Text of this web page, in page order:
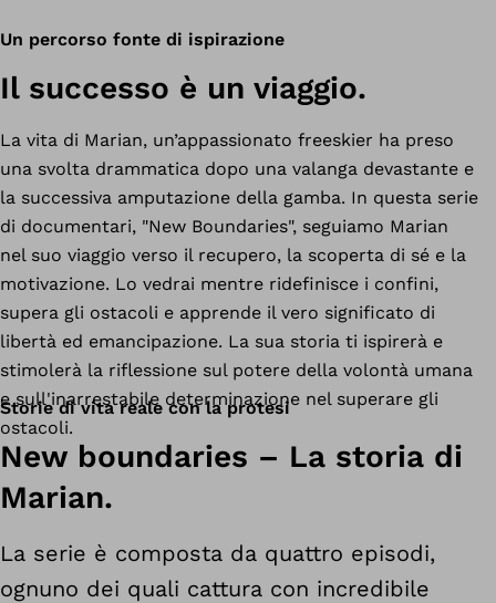
Un percorso fonte di ispirazione
Il successo è un viaggio.
La vita di Marian, un’appassionato freeskier ha preso
una svolta drammatica dopo una valanga devastante e
la successiva amputazione della gamba. In questa serie
di documentari, "New Boundaries", seguiamo Marian
nel suo viaggio verso il recupero, la scoperta di sé e la
motivazione. Lo vedrai mentre ridefinisce i confini,
supera gli ostacoli e apprende il vero significato di
libertà ed emancipazione. La sua storia ti ispirerà e
stimolerà la riflessione sul potere della volontà umana
e sull'inarrestabile determinazione nel superare gli
ostacoli.
Storie di vita reale con la protesi
New boundaries – La storia di
Marian.
La serie è composta da quattro episodi,
ognuno dei quali cattura con incredibile